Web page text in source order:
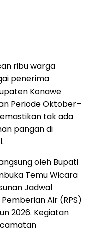
ribu warga
penerima
Konawe
Periode Oktober–
tak ada
pangan di
oleh Bupati
Temu Wicara
Jadwal
Air (RPS)
2026. Kegiatan